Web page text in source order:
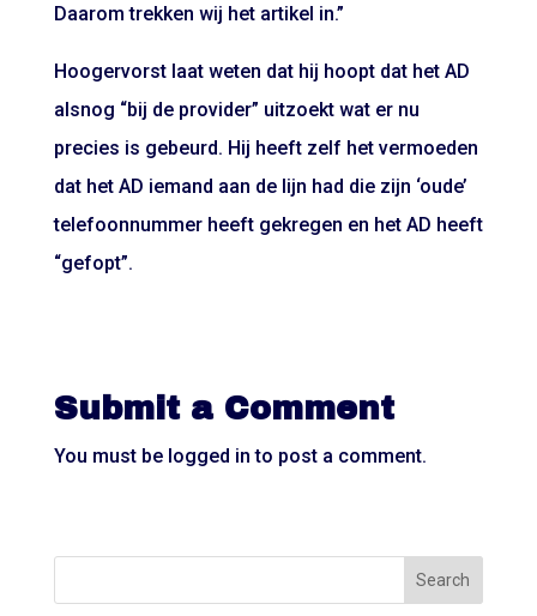
Daarom trekken wij het artikel in.”
Hoogervorst laat weten dat hij hoopt dat het AD
alsnog “bij de provider” uitzoekt wat er nu
precies is gebeurd. Hij heeft zelf het vermoeden
dat het AD iemand aan de lijn had die zijn ‘oude’
telefoonnummer heeft gekregen en het AD heeft
“gefopt”.
Submit a Comment
You must be logged in to post a comment.